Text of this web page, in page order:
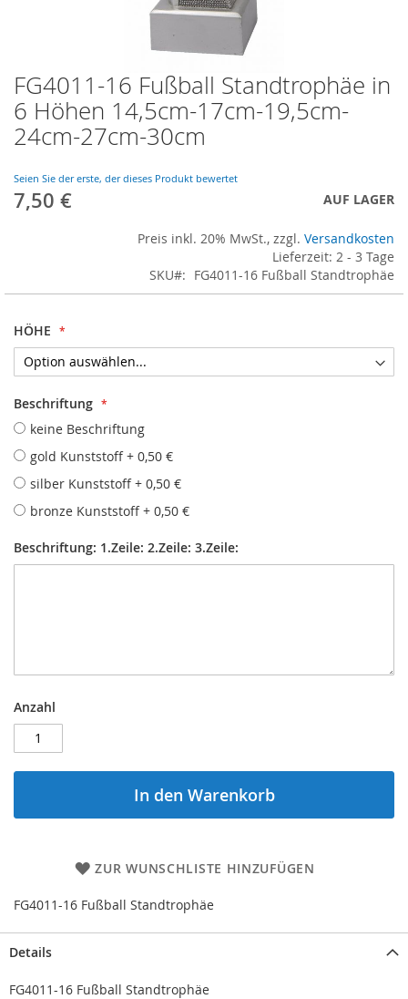
FG4011-16 Fußball Standtrophäe in
6 Höhen 14,5cm-17cm-19,5cm-
24cm-27cm-30cm
Seien Sie der erste, der dieses Produkt bewertet
7,50 € AUF LAGER
Preis inkl. 20% MwSt., zzgl. Versandkosten
Lieferzeit: 2 - 3 Tage
SKU
FG4011-16 Fußball Standtrophäe
HÖHE
Beschriftung
keine Beschriftung
gold Kunststoff + 0,50 €
silber Kunststoff + 0,50 €
bronze Kunststoff + 0,50 €
Beschriftung: 1.Zeile: 2.Zeile: 3.Zeile:
Anzahl
In den Warenkorb
ZUR WUNSCHLISTE HINZUFÜGEN
FG4011-16 Fußball Standtrophäe
Skip
to
the
beginning
the
images
gallery
Details
FG4011-16 Fußball Standtrophäe